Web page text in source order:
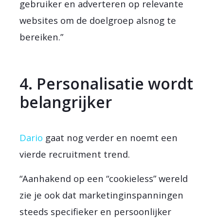
gebruiker en adverteren op relevante
websites om de doelgroep alsnog te
bereiken.”
4. Personalisatie wordt
belangrijker
Dario gaat nog verder en noemt een
vierde recruitment trend.
“Aanhakend op een “cookieless” wereld
zie je ook dat marketinginspanningen
steeds specifieker en persoonlijker